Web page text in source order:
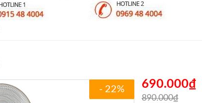
- 22% 690.000₫
890.000₫